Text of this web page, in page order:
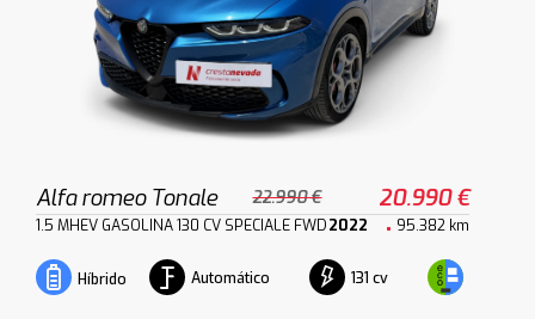
Alfa romeo Tonale 22.990 € 20.990 €
1.5 MHEV GASOLINA 130 CV SPECIALE FWD2022 95.382 km
Híbrido Automático 131 cv